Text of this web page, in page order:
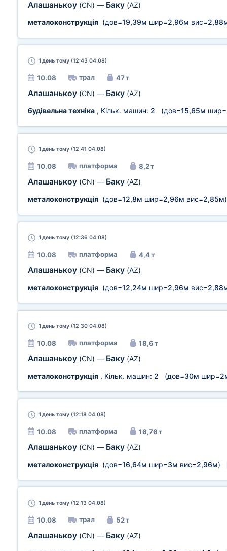
Алашанькоу (CN) — Баку (AZ)
металоконструкція (дов=19,39м шир=2,96м вис=
1 день тому (12:43 04.08)
10.08 трал 47 т
Алашанькоу (CN) — Баку (AZ)
будівельна техніка , Кільк. машин: 2 (дов=15,65м шир=
1 день тому (12:41 04.08)
10.08 платформа 8,2 т
Алашанькоу (CN) — Баку (AZ)
металоконструкція (дов=12,8м шир=2,96м вис=2,85м)
1 день тому (12:36 04.08)
10.08 платформа 4,4 т
Алашанькоу (CN) — Баку (AZ)
металоконструкція (дов=12,24м шир=2,96м вис=
1 день тому (12:30 04.08)
10.08 платформа 18,6 т
Алашанькоу (CN) — Баку (AZ)
металоконструкція , Кільк. машин: 2 (дов=30м шир=
1 день тому (12:18 04.08)
10.08 платформа 16,76 т
Алашанькоу (CN) — Баку (AZ)
металоконструкція (дов=16,64м шир=3м вис=2,96м)
1 день тому (12:13 04.08)
10.08 трал 52 т
Алашанькоу (CN) — Баку (AZ)